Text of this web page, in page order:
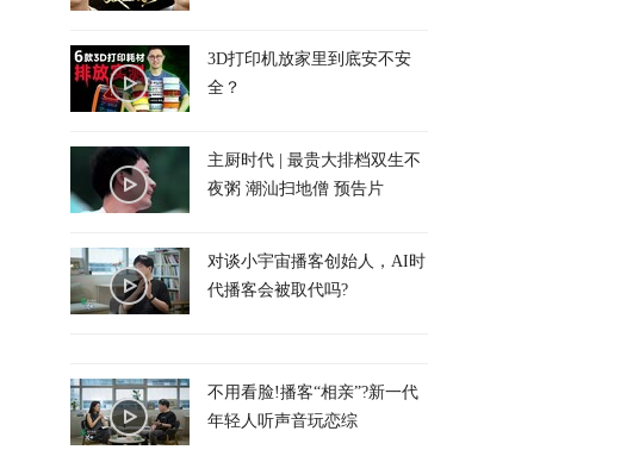
3D打印机放家里到底安不安
全？
主厨时代 | 最贵大排档双生不
夜粥 潮汕扫地僧 预告片
对谈小宇宙播客创始人，AI时
代播客会被取代吗?
不用看脸!播客“相亲”?新一代
年轻人听声音玩恋综